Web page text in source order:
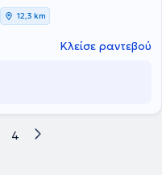
12,3 km
Κλείσε ραντεβού
4